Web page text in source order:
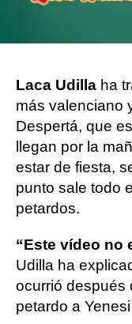
Laca Udilla ha
más valenciano
Despertá, que
llegan por la
estar de fiesta,
punto sale todo
petardos.
“Este vídeo no
Udilla ha
ocurrió después
petardo a